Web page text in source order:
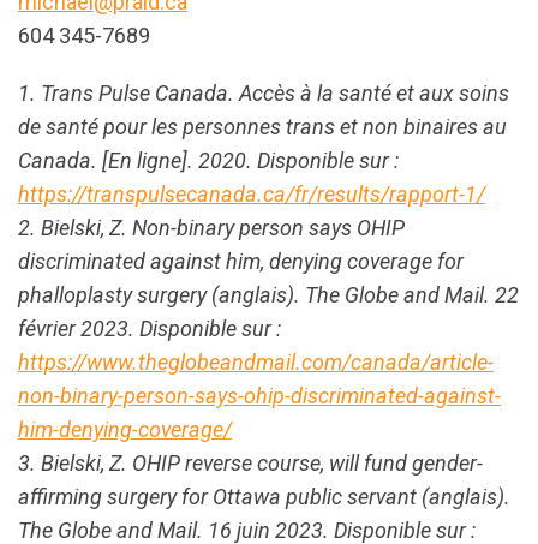
604 345-7689
1. Trans Pulse Canada. Accès à la santé et aux soins
de santé pour les personnes trans et non binaires au
Canada. [En ligne]. 2020. Disponible sur :
https://transpulsecanada.ca/fr/results/rapport-1/
2. Bielski, Z. Non-binary person says OHIP
discriminated against him, denying coverage for
phalloplasty surgery (anglais). The Globe and Mail. 22
février 2023. Disponible sur :
https://www.theglobeandmail.com/canada/article-
non-binary-person-says-ohip-discriminated-against-
him-denying-coverage/
3. Bielski, Z. OHIP reverse course, will fund gender-
affirming surgery for Ottawa public servant (anglais).
The Globe and Mail. 16 juin 2023. Disponible sur :